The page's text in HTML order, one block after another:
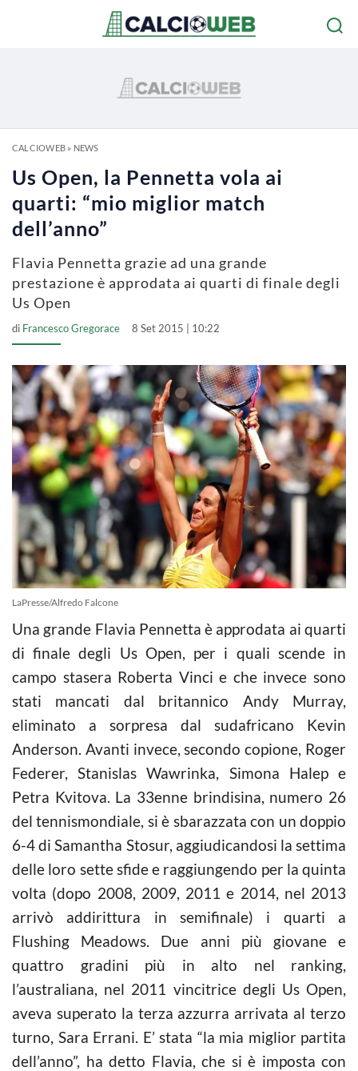
CALCIOWEB» NEWS
Us Open, la Pennetta vola ai
quarti: “mio miglior match
dell’anno”
Flavia Pennetta grazie ad una grande
prestazione è approdata ai quarti di finale degli
Us Open
di Francesco Gregorace 8 Set 2015 | 10:22
LaPresse/Alfredo Falcone
Una grande Flavia Pennetta è approdata ai quarti
di finale degli Us Open, per i quali scende in
campo stasera Roberta Vinci e che invece sono
stati mancati dal britannico Andy Murray,
eliminato a sorpresa dal sudafricano Kevin
Anderson. Avanti invece, secondo copione, Roger
Federer, Stanislas Wawrinka, Simona Halep e
Petra Kvitova. La 33enne brindisina, numero 26
deltennismondiale, si è sbarazzata con un doppio
6-4 di Samantha Stosur, aggiudicandosi la settima
delle loro sette sfide e raggiungendo per la quinta
volta (dopo 2008, 2009, 2011 e 2014, nel 2013
arrivò addirittura in semifinale) i quarti a
Flushing Meadows. Due anni più giovane e
quattro gradini più in alto nel ranking,
l’australiana, nel 2011 vincitrice degli Us Open,
aveva superato la terza azzurra arrivata al terzo
turno, Sara Errani. E’ stata “la mia miglior partita
dell’anno”, ha detto Flavia, che si è imposta con